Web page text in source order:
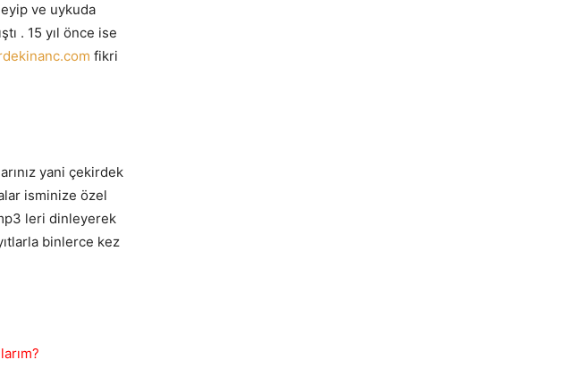
ve uykuda
. 15 yıl önce ise
fikri
yani çekirdek
isminize özel
leri dinleyerek
binlerce kez